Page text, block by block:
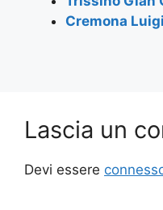
Cremona Luigi
Lascia un
Devi essere